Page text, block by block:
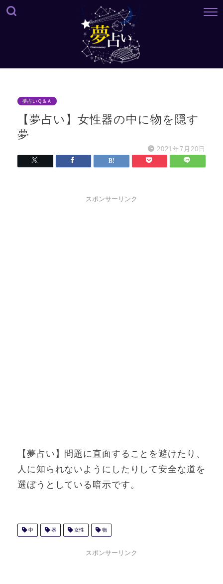
夢占いＱ＆Ａ
【夢占い】女性器の中に物を隠す
夢
2021年7月20日
スポンサーリンク
【夢占い】問題に直面することを避けたり、
人に知られないようにしたりして安全な道を
選ぼうとしている暗示です。
中 器 女性 物
スポンサーリンク